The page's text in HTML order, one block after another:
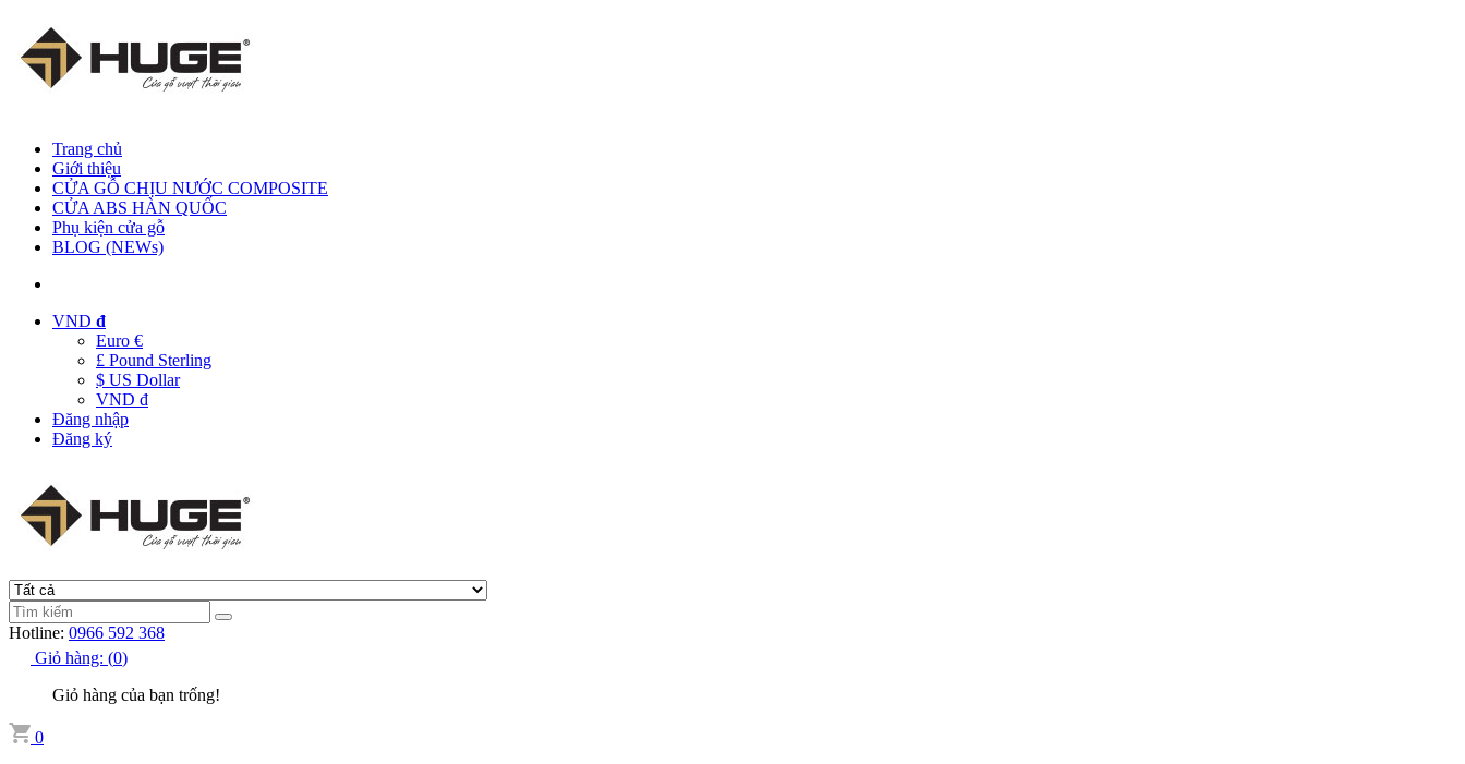
Trang chủ
Giới thiệu
CỬA GỖ CHỊU NƯỚC COMPOSITE
CỬA ABS HÀN QUỐC
Phụ kiện cửa gỗ
BLOG (NEWs)
VND đ
Euro €
£ Pound Sterling
$ US Dollar
VND đ
Đăng nhập
Đăng ký
Hotline: 0966 592 368
Giỏ hàng: (0)
Giỏ hàng của bạn trống!
0